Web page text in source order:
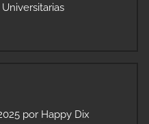
Universitarias
por Happy Dix